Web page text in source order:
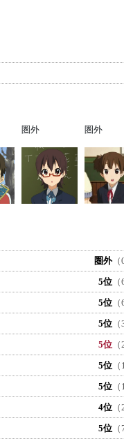
圏外 圏外
圏外（
5位
5位
5位
5位
5位
5位
4位
5位